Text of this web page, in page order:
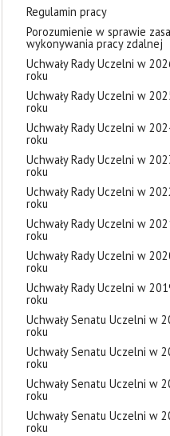
Regulamin pracy
Porozumienie w sprawie
wykonywania pracy zdalnej
Uchwały Rady Uczelni w
roku
Uchwały Rady Uczelni w
roku
Uchwały Rady Uczelni w
roku
Uchwały Rady Uczelni w
roku
Uchwały Rady Uczelni w
roku
Uchwały Rady Uczelni w
roku
Uchwały Rady Uczelni w
roku
Uchwały Rady Uczelni w
roku
Uchwały Senatu Uczelni w
roku
Uchwały Senatu Uczelni w
roku
Uchwały Senatu Uczelni w
roku
Uchwały Senatu Uczelni w
roku